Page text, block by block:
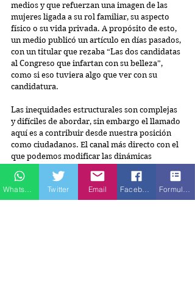
medios y que refuerzan una imagen de las
mujeres ligada a su rol familiar, su aspecto
físico o su vida privada. A propósito de esto,
un medio publicó un artículo en días pasados,
con un titular que rezaba “Las dos candidatas
al Congreso que infartan con su belleza”,
como si eso tuviera algo que ver con su
candidatura.
Las inequidades estructurales son complejas
y difíciles de abordar, sin embargo el llamado
aquí es a contribuir desde nuestra posición
como ciudadanos. El canal más directo con el
que podemos modificar las dinámicas
de elegir para cambiar lo que no nos
satisface.  No voy a defender aquí que
votemos por mujeres solo porque son
Twitter Email